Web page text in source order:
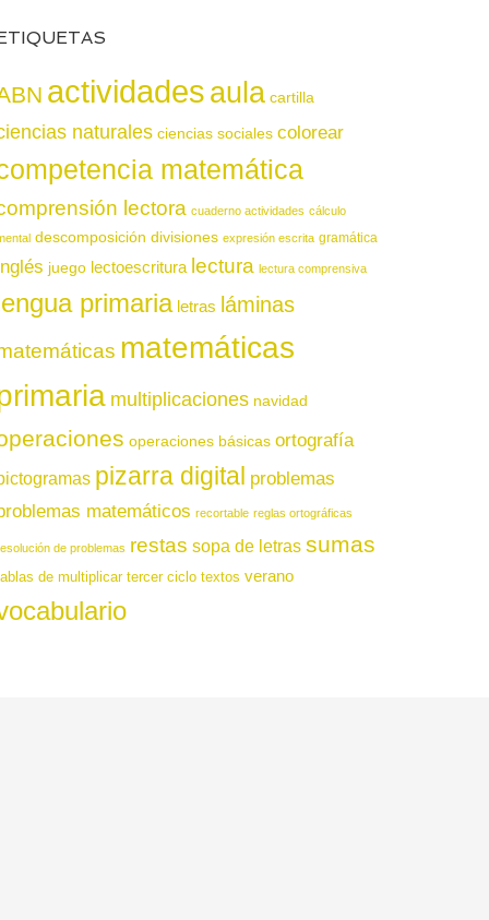
actividadesaula cartilla
naturales ciencias sociales colorear
matemática
lectora cuaderno actividades cálculo
descomposición divisiones expresión escrita gramática
juego lectoescritura lectura lectura comprensiva
primaria letras láminas
matemáticas
multiplicaciones navidad
operaciones básicas ortografía
pizarra digital problemas
matemáticos recortable reglas ortográficas
de problemas restas sopa de letras sumas
de multiplicar tercer ciclo textos verano